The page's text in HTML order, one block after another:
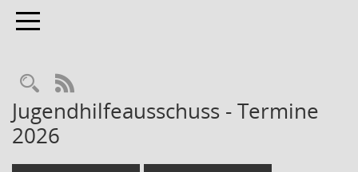
Toggle navigation
RSS-Feed
Jugendhilfeausschuss - Termine
2026